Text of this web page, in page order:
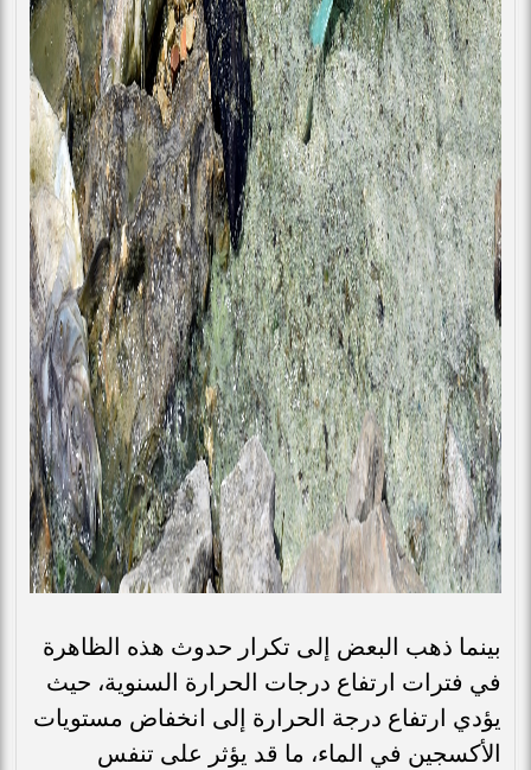
بينما ذهب البعض إلى تكرار حدوث هذه الظاهرة
في فترات ارتفاع درجات الحرارة السنوية، حيث
يؤدي ارتفاع درجة الحرارة إلى انخفاض مستويات
الأكسجين في الماء، ما قد يؤثر على تنفس